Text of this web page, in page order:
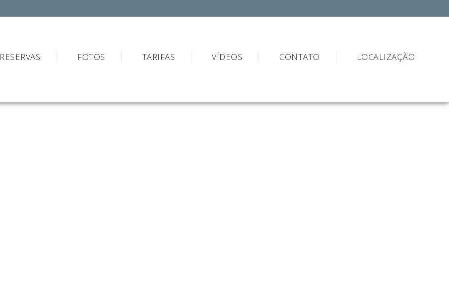
RESERVAS FOTOS TARIFAS VÍDEOS CONTATO LOCALIZAÇÃO